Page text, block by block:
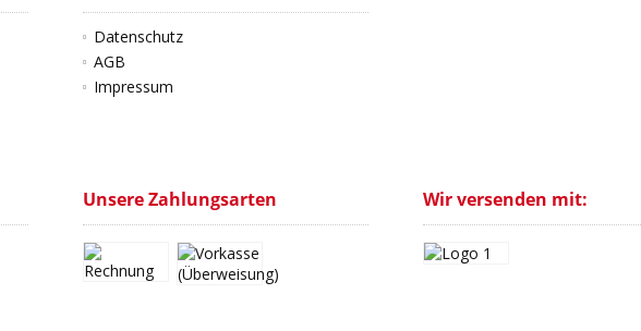
Datenschutz
AGB
Impressum
Unsere Zahlungsarten Wir versenden mit: